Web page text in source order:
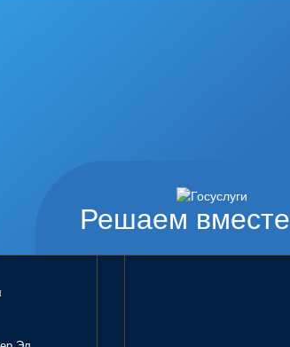
Решаем вместе